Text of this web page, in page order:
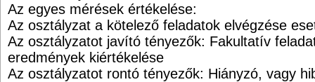
Az egyes mérések értékelése:
Az osztályzat a kötelező feladatok elvégzése
Az osztályzatot javító tényezők: Fakultatív
eredmények kiértékelése
Az osztályzatot rontó tényezők: Hiányzó, vagy